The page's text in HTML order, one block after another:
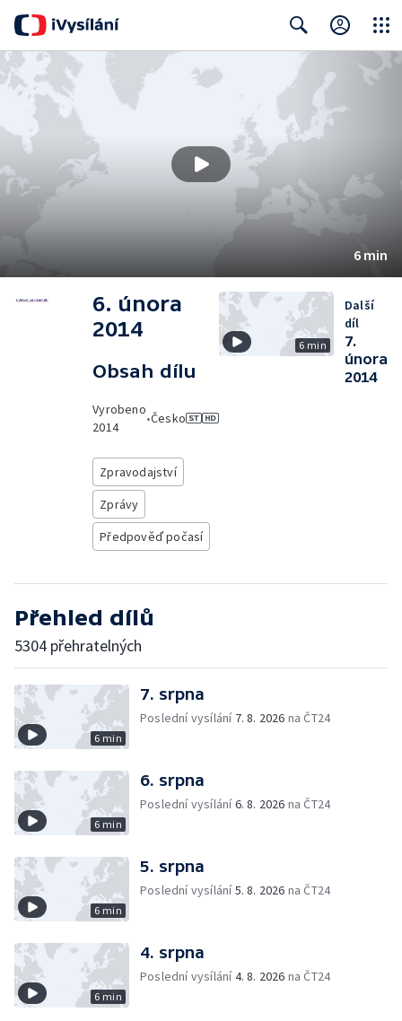
Search
6 min
6. února
2014
Obsah dílu
Vyrobeno
2014
•Česko
Zpravodajství
Zprávy
Předpověď počasí
6 min
Další
díl
7.
února
2014
Přehled dílů
5304 přehratelných
6 min
7. srpna
Poslední vysílání 7. 8. 2026 na ČT24
6 min
6. srpna
Poslední vysílání6. 8. 2026 na ČT24
6 min
5. srpna
Poslední vysílání5. 8. 2026 na ČT24
6 min
4. srpna
Poslední vysílání4. 8. 2026 na ČT24